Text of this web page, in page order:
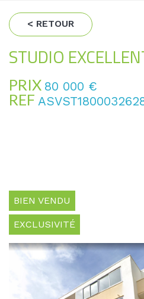
< RETOUR
STUDIO
PRIX 80 000 €
REF
BIEN VENDU
EXCLUSIVITÉ